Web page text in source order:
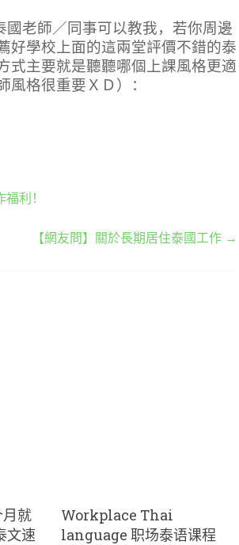
國老師／同事可以教我，若你周邊
好學校上面的這兩堂評價不錯的泰
式主要就是聽聽哪個上課風格更適
格很重要ＸＤ）：
利！
【網友問】關於長期居住泰國工作 →
就
文速
Workplace Thai
language 职场泰语课程